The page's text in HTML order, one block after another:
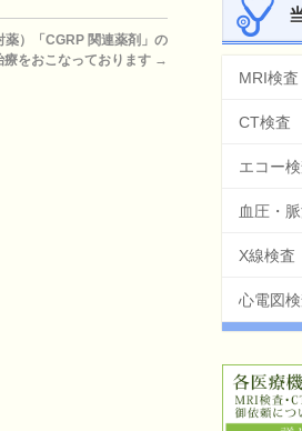
）「CGRP 関連薬剤」の
療をおこなっております →
MRI検査
CT検査
エコー
血圧・
X線検査
心電図